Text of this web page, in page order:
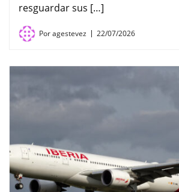
resguardar sus […]
Poragestevez 22/07/2026